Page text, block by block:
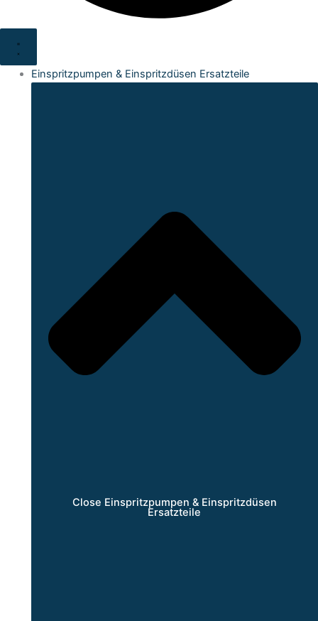
Einspritzpumpen & Einspritzdüsen Ersatzteile
Close Einspritzpumpen & Einspritzdüsen
Ersatzteile